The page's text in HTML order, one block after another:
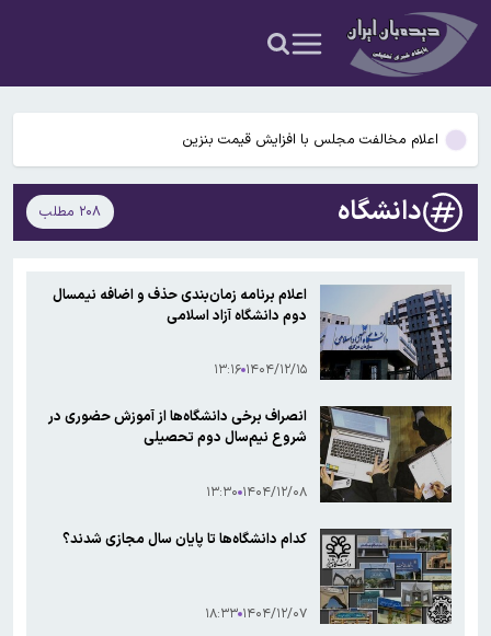
ذوالقدر از شورایعالی امنیت ملی کنار گذاشته شد؟
رئیس اتاق اصناف کاشان: کاشت ناخن بدون مجوز ممنوع است / برخی
خدمات ناخن مداخله در امور پزشکی است
دیدار و گفتگوی رئیس‌جمهور با رهبر معظم انقلاب درباره مسائل اقتصادی
و نظامی کشور
اعلام مخالفت مجلس با افزایش قیمت بنزین
ماهواره‌های جدید استارلینک به مدار رسیدند / پرتاب ۲۴ ماهواره با یک
موشک
محسن رضایی نماینده رهبر انقلاب در شورای عالی امنیت ملی شد/
رئیس اتاق اصناف کاشان: کاشت ناخن بدون مجوز ممنوع است / برخی
خدمات ناخن مداخله در امور پزشکی است
دیدار و گفتگوی رئیس‌جمهور با رهبر معظم انقلاب درباره مسائل اقتصادی
و نظامی کشور
دانشگاه ۲۰۸ مطلب
اعلام برنامه زمان‌بندی حذف و اضافه نیمسال
دوم دانشگاه آزاد اسلامی
۱۴۰۴/۱۲/۱۵ ۱۳:۱۶
انصراف برخی دانشگاه‌ها از آموزش حضوری در
شروع نیم‌سال دوم تحصیلی
۱۴۰۴/۱۲/۰۸ ۱۳:۳۰
کدام دانشگاه‌ها تا پایان سال مجازی شدند؟
۱۴۰۴/۱۲/۰۷ ۱۸:۳۳